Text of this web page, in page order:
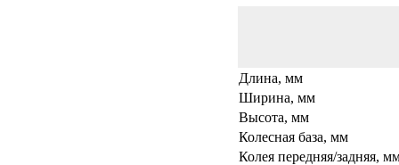
Длина, мм
Ширина, мм
Высота, мм
Колесная база, мм
Колея передняя/задняя,